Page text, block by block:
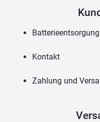
Batterieentsorgung
Kontakt
Zahlung und